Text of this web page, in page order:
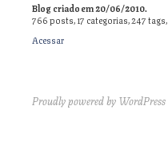
Blog criado em 20/06/2010.
766posts,17 categorias,247tags,
Acessar
Proudly powered by WordPress